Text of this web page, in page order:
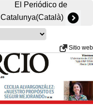
El Periódico de
Catalunya(Català)
Sitio web